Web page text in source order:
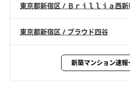
東京都新宿区 / Ｂｒｉｌｌｉａ西新
東京都新宿区 / プラウド四谷
新築マンション速報